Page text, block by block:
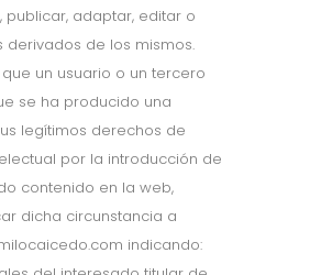
publicar, adaptar, editar o
derivados de los mismos.
un usuario o un tercero
se ha producido una
legítimos derechos de
por la introducción de
contenido en la web,
dicha circunstancia a
indicando: